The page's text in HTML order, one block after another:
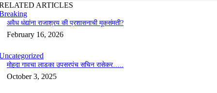
ARTICLES
अवैध धंद्यांना राजाश्रय की प्रशासनाची मूकसंमती?
February 16, 2026
मोहदा गावचा लाडका उपसरपंच सचिन रासेकर…..
October 3, 2025